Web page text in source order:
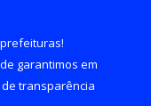
!
garantimos em
transparência